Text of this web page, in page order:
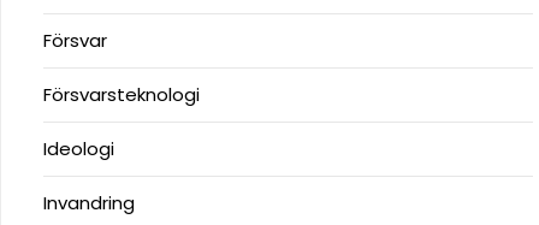
Försvar
Försvarsteknologi
Ideologi
Invandring